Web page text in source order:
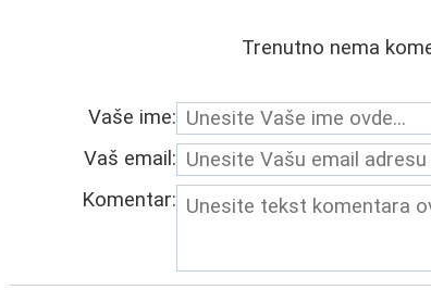
Trenutno nema
Vaše ime:
Vaš email:
Komentar: